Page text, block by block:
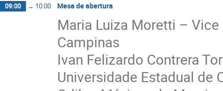
09:00 → 10:00 Mesa de abertura
Maria Luiza Moretti –
Campinas
Ivan Felizardo Contrera
Universidade Estadual de